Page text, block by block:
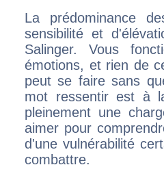
La prédominance
sensibilité et
Salinger. Vous
émotions, et rien de
peut se faire sans
mot ressentir est à
pleinement une
aimer pour
d'une vulnérabilité
combattre.